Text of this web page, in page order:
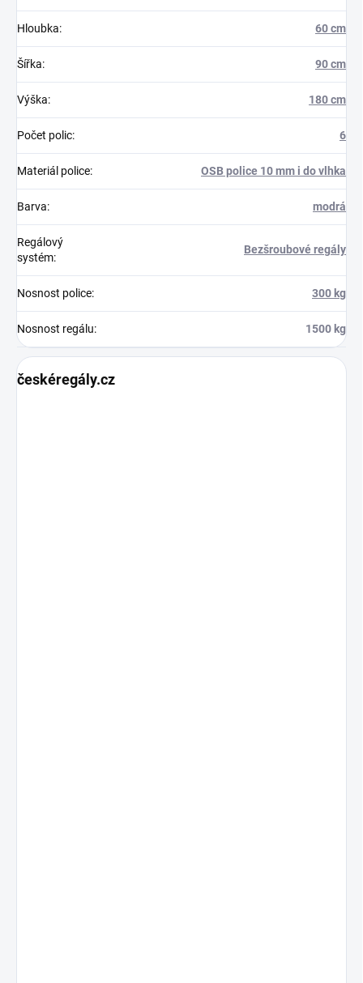
Hloubka: 60 cm
Šířka: 90 cm
Výška: 180 cm
Počet polic: 6
Materiál police: OSB police 10 mm i do vlhka
Barva: modrá
Regálový
systém:
Bezšroubové regály
Nosnost police: 300 kg
Nosnost regálu: 1500 kg
českéregály.cz